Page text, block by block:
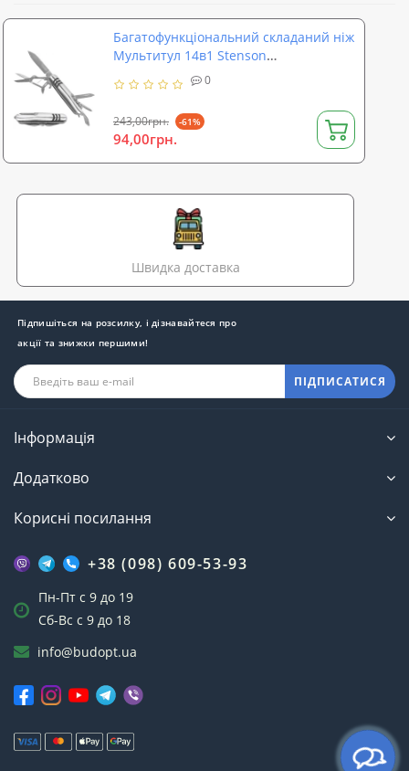
Багатофункціональний складаний ніж
Мультитул 14в1 Stenson
(R87539/R16617)
0
243,00грн. -61%
94,00грн.
Швидка доставка
Підпишіться на розсилку, і дізнавайтеся про
акції та знижки першими!
ПІДПИСАТИСЯ
Інформація
Додатково
Корисні посилання
+38 (098) 609-53-93
Пн-Пт с 9 до 19
Сб-Вс с 9 до 18
info@budopt.ua